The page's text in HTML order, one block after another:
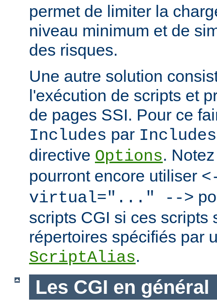
permet de limiter la
niveau minimum et de
des risques.
Une autre solution
l'exécution de scripts et
de pages SSI. Pour ce
Includes par
directive Options.
pourront encore utiliser
virtual="..." -->
scripts CGI si ces scripts
répertoires spécifiés par
ScriptAlias.
Les CGI en général